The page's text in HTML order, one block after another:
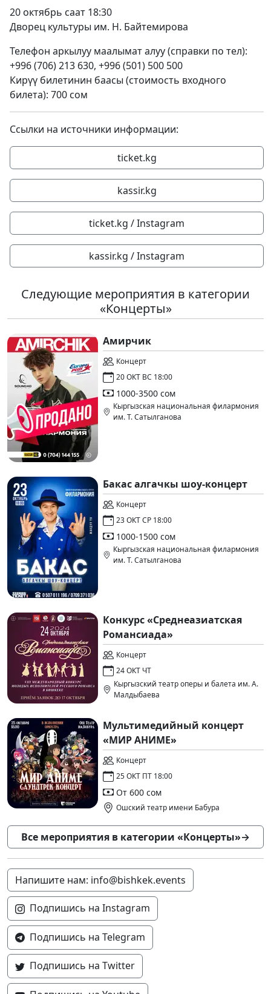
20 октябрь саат 18:30
Дворец культуры им. Н. Байтемирова
Телефон аркылуу маалымат алуу (справки по тел):
+996 (706) 213 630, +996 (501) 500 500
Кирүү билетинин баасы (стоимость входного
билета): 700 сом
Ссылки на источники информации:
ticket.kg
kassir.kg
ticket.kg / Instagram
kassir.kg / Instagram
Следующие мероприятия в категории
«Концерты»
Амирчик
Концерт
20 ОКТ ВС 18:00
1000-3500 сом
Кыргызская национальная филармония
им. Т. Сатылганова
Бакас алгачкы шоу-концерт
Концерт
23 ОКТ СР 18:00
1000-1500 сом
Кыргызская национальная филармония
им. Т. Сатылганова
Конкурс «Среднеазиатская
Романсиада»
Концерт
24 ОКТ ЧТ
Кыргызский театр оперы и балета им. А.
Малдыбаева
Мультимедийный концерт
«МИР АНИМЕ»
Концерт
25 ОКТ ПТ 18:00
От 600 сом
Ошский театр имени Бабура
Все мероприятия в категории «Концерты»→
Напишите нам: info@bishkek.events
Подпишись на Instagram
Подпишись на Telegram
Подпишись на Twitter